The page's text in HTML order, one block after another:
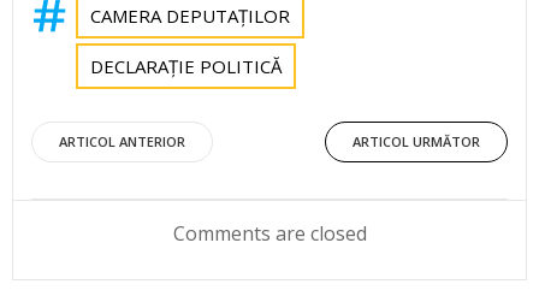
CAMERA DEPUTAȚILOR
DECLARAȚIE POLITICĂ
Post
navigation
ARTICOL ANTERIOR
Post
navigation
ARTICOL URMĂTOR
Comments are closed